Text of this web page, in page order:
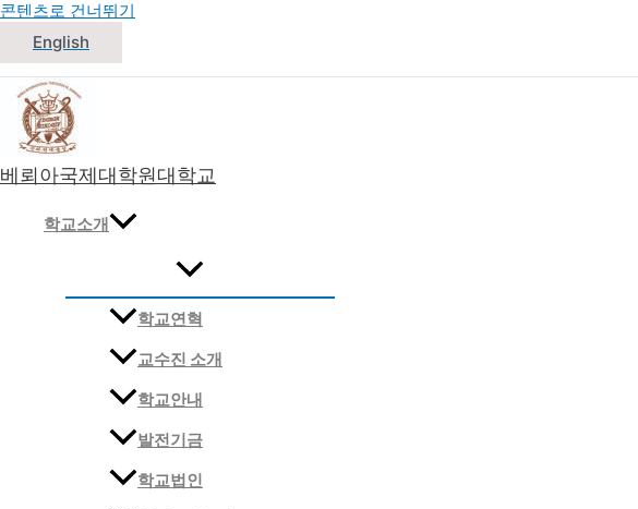
콘텐츠로 건너뛰기
English
베뢰아국제대학원대학교
대한민국 침례교 신학교
학교소개
학교연혁
교수진 소개
학교안내
발전기금
학교법인